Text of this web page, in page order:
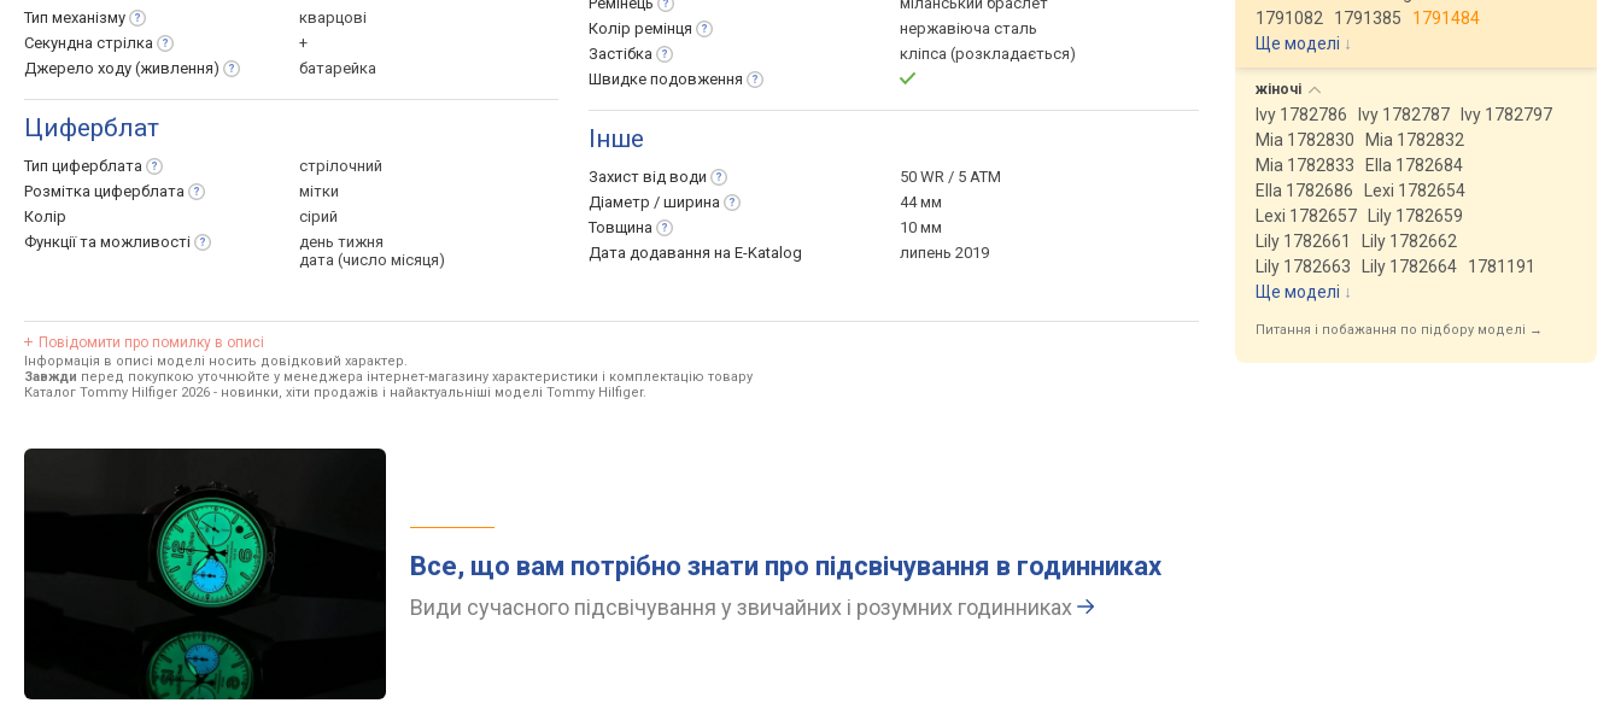
Тип механізму
кварцові
Секундна стрілка
+
Джерело ходу (живлення) батарейка
Циферблат
Тип циферблата
стрілочний
Розмітка циферблата
мітки
Колір
сірий
Функції та можливості
день тижня
дата (число місяця)
Колір ремінця
нержавіюча сталь
Застібка
кліпса (розкладається)
Швидке подовження
Інше
Захист від води
50 WR / 5 ATM
Діаметр / ширина
44 мм
Товщина
10 мм
Дата додавання на E-Katalog
липень 2019
Повідомити про помилку в описі
Інформація в описі моделі носить довідковий характер.
Завжди перед покупкою уточнюйте у менеджера інтернет-магазину характеристики і комплектацію товару
Каталог Tommy Hilfiger 2026 - новинки, хіти продажів і найактуальніші моделі Tommy Hilfiger.
Все, що вам потрібно знати про підсвічування в годинниках
Види сучасного підсвічування у звичайних і розумних годинниках
1791082
1791385
1791484
Ще моделі ↓
жіночі
Ivy 1782786 Ivy 1782787
Ivy 1782797
Mia 1782830
Mia 1782832
Mia 1782833
Ella 1782684
Ella 1782686
Lexi 1782654
Lexi 1782657
Lily 1782659
Lily 1782661
Lily 1782662
Lily 1782663
Lily 1782664
1781191
Ще моделі ↓
Питання і побажання по підбору моделі →